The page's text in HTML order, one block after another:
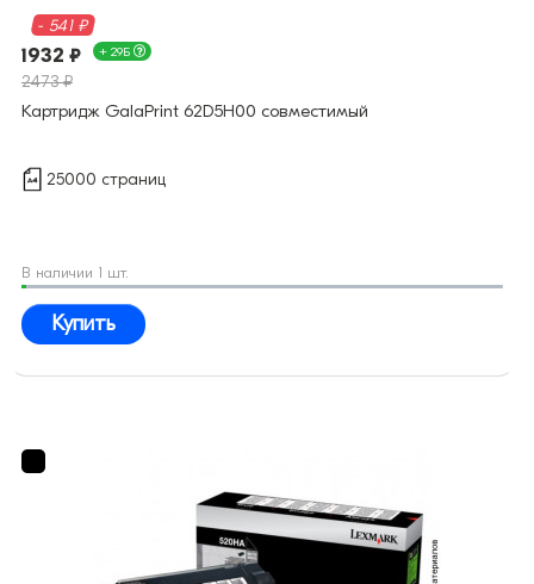
- 541 ₽
1932 ₽ + 29Б
2473 ₽
Картридж GalaPrint 62D5H00 совместимый
25000 страниц
В наличии 1 шт.
Купить